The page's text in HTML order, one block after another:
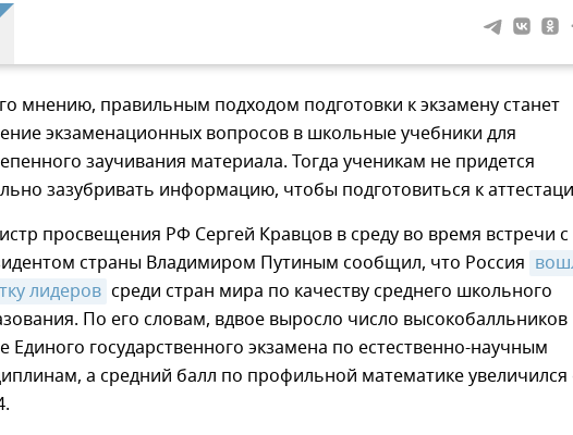
мнению, правильным подходом подготовки к экзамену станет
экзаменационных вопросов в школьные учебники для
заучивания материала. Тогда ученикам не придется
зазубривать информацию, чтобы подготовиться к
просвещения РФ Сергей Кравцов в среду во время встречи с
страны Владимиром Путиным сообщил, что Россия
лидеров среди стран мира по качеству среднего школьного
По его словам, вдвое выросло число
Единого государственного экзамена по естественно-научным
а средний балл по профильной математике увеличился